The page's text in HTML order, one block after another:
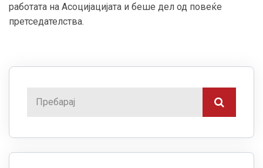
работата на Асоцијацијата и беше дел од повеќе
претседателства.